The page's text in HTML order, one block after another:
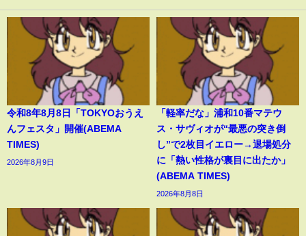
令和8年8月8日「TOKYOおうえ
んフェスタ」開催(ABEMA
TIMES)
2026年8月9日
「軽率だな」浦和10番マテウ
ス・サヴィオが“最悪の突き倒
し”で2枚目イエロー→退場処分
に「熱い性格が裏目に出たか」
(ABEMA TIMES)
2026年8月8日